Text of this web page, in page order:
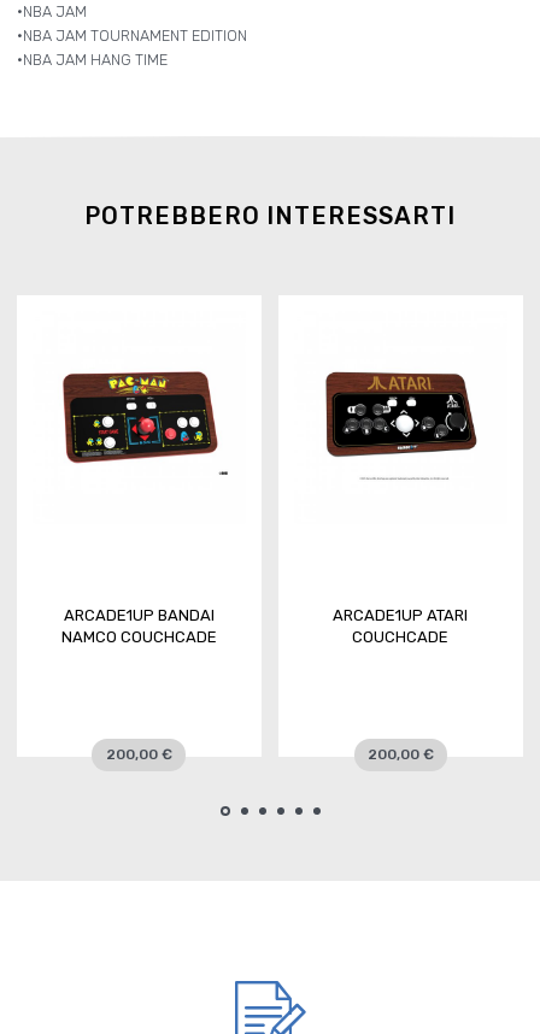
•NBA JAM
•NBA JAM TOURNAMENT EDITION
•NBA JAM HANG TIME
POTREBBERO INTERESSARTI
ARCADE1UP BANDAI
NAMCO COUCHCADE
200,00 €
ARCADE1UP ATARI
COUCHCADE
200,00 €